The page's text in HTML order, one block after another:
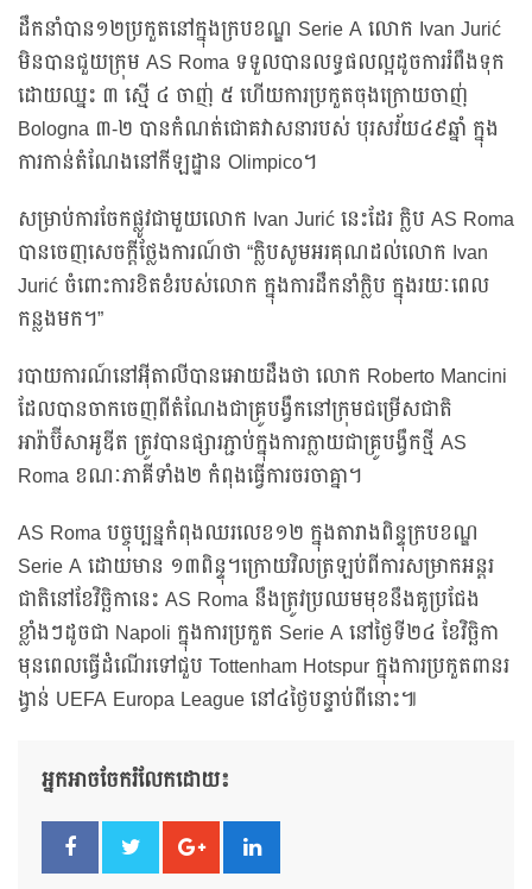
ដឹកនាំបាន១២ប្រកួតនៅក្នុងក្របខណ្ឌ Serie A លោក Ivan Jurić
មិនបានជួយក្រុម AS Roma ទទួលបានលទ្ធផលល្អដូចការរំពឹងទុក
ដោយឈ្នះ ៣ ស្មើ ៤ ចាញ់ ៥ ហើយការប្រកួតចុងក្រោយចាញ់
Bologna ៣-២ បានកំណត់ជោគវាសនារបស់ បុរសវ័យ៤៩ឆ្នាំ ក្នុង
ការកាន់តំណែងនៅកីឡដ្ឋាន Olimpico។
សម្រាប់ការចែកផ្លូវជាមួយលោក Ivan Jurić នេះដែរ ក្លិប AS Roma
បានចេញសេចក្តីថ្លែងការណ៍ថា “ក្លិបសូមអរគុណដល់លោក Ivan
Jurić ចំពោះការខិតខំរបស់លោក ក្នុងការដឹកនាំក្លិប ក្នុងរយៈពេល
កន្លងមក។”
របាយការណ៍នៅអ៊ីតាលីបានអោយដឹងថា លោក Roberto Mancini
ដែលបានចាកចេញពីតំណែងជាគ្រូបង្វឹកនៅក្រុមជម្រើសជាតិ
អារ៉ាប៊ីសាអូឌីត ត្រូវបានផ្សារភ្ជាប់ក្នុងការក្លាយជាគ្រូបង្វឹកថ្មី AS
Roma ខណៈភាគីទាំង២ កំពុងធ្វើការចរចាគ្នា។
AS Roma បច្ចុប្បន្នកំពុងឈរលេខ១២ ក្នុងតារាងពិន្ទុក្របខណ្ឌ
Serie A ដោយមាន ១៣ពិន្ទុ។ក្រោយវិលត្រឡប់ពីការសម្រាកអន្តរ
ជាតិនៅខែវិច្ឆិកានេះ AS Roma នឹងត្រូវប្រឈមមុខនឹងគូប្រជែង
ខ្លាំងៗដូចជា Napoli ក្នុងការប្រកួត Serie A នៅថ្ងៃទី២៤ ខែវិច្ឆិកា
មុនពេលធ្វើដំណើរទៅជួប Tottenham Hotspur ក្នុងការប្រកួតពានរ
ង្វាន់ UEFA Europa League នៅ៤ថ្ងៃបន្ទាប់ពីនោះ៕
អ្នកអាចចែករំលែកដោយ៖